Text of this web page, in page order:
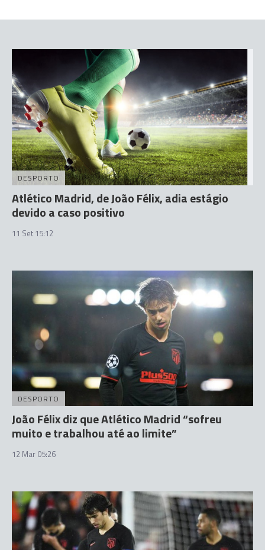
DESPORTO
Atlético Madrid, de João Félix, adia estágio
devido a caso positivo
11 Set 15:12
DESPORTO
João Félix diz que Atlético Madrid “sofreu
muito e trabalhou até ao limite”
12 Mar 05:26